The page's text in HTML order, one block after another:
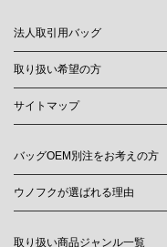
法人取引用バッグ
取り扱い希望の方
サイトマップ
バッグOEM別注をお考えの方
ウノフクが選ばれる理由
取り扱い商品ジャンル一覧